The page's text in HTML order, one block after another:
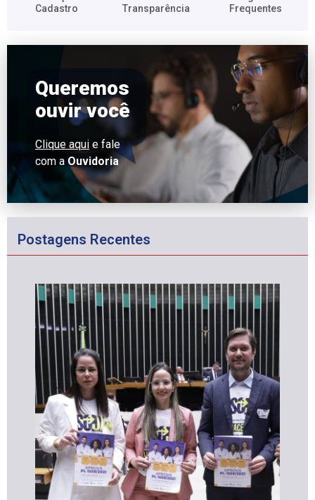
Cadastro​
Transparência​
Frequentes​
Queremos
ouvir você
Clique aqui e fale
com aOuvidoria
Postagens Recentes